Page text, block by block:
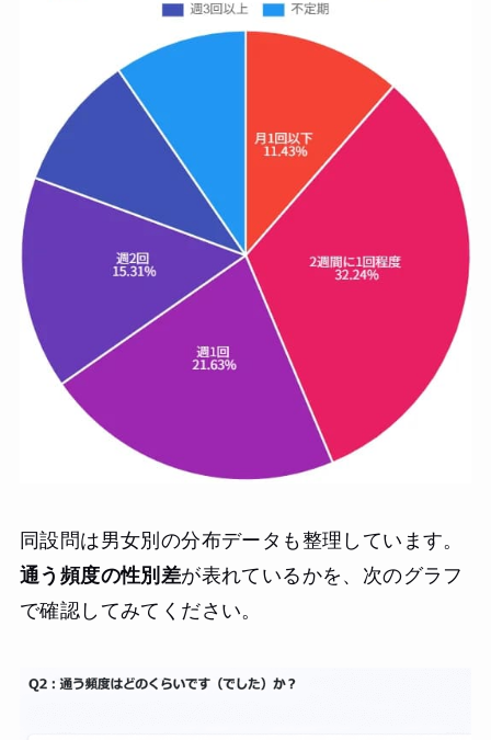
同設問は男女別の分布データも整理しています。
通う頻度の性別差が表れているかを、次のグラフ
で確認してみてください。